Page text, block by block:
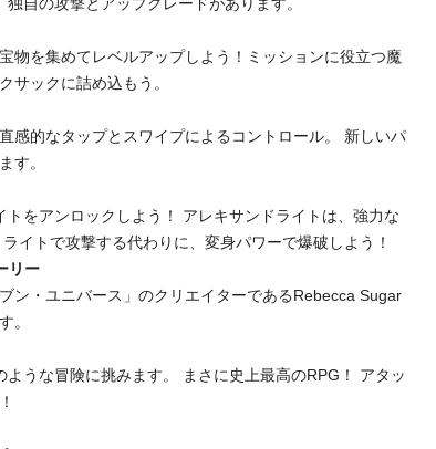
物を集めてレベルアップしよう！ミッションに役立つ魔
サックに詰め込もう。
感的なタップとスワイプによるコントロール。 新しいパ
す。
をアンロックしよう！ アレキサンドライトは、強力な
イトで攻撃する代わりに、変身パワーで爆破しよう！
リー
ン・ユニバース」のクリエイターであるRebecca Sugar
。
うな冒険に挑みます。 まさに史上最高のRPG！ アタッ